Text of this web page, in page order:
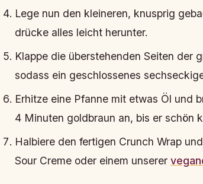
Lege nun den kleineren, knusprig
drücke alles leicht herunter.
Klappe die überstehenden Seiten der
sodass ein geschlossenes
Erhitze eine Pfanne mit etwas Öl und
4 Minuten goldbraun an, bis er schön
Halbiere den fertigen Crunch Wrap
Sour Creme oder einem unserer